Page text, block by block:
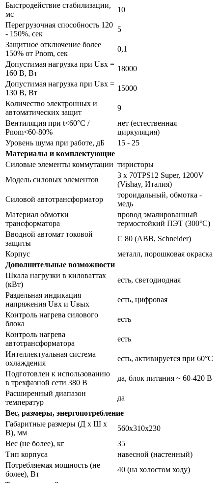
Быстродействие стабилизации,
мс
10
Перегрузочная способность 120
- 150%, сек
5
Защитное отключение более
150% от Pnom, сек
0,1
Допустимая нагрузка при Uвх =
160 В, Вт
18000
Допустимая нагрузка при Uвх =
130 В, Вт
15000
Количество электронных и
автоматических защит
9
Вентиляция при t<60°С /
Pnom<60-80%
нет (естественная
циркуляция)
Уровень шума при работе, дБ
15 - 25
Материалы и комплектующие
Силовые элементы коммутации тиристоры
Модель силовых элементов
3 x 70TPS12 Super, 1200V
(Vishay, Италия)
Силовой автотрансформатор
тороидальный, обмотка -
медь
Материал обмотки
трансформатора
провод эмалированный
термостойкий ПЭТ (300°С)
Вводной автомат токовой
защиты
С 80 (ABB, Schneider)
Корпус
металл, порошковая окраска
Дополнительные возможности
Шкала нагрузки в киловаттах
(кВт)
есть, светодиодная
Раздельная индикация
напряжения Uвх и Uвых
есть, цифровая
Контроль нагрева силового
блока
есть
Контроль нагрева
автотрансформатора
есть
Интеллектуальная система
охлаждения
есть, активируется при 60°С
Подготовлен к использованию
в трехфазной сети 380 В
да, блок питания ~ 60-420 В
Расширенный диапазон
температур
да
Вес, размеры, энергопотребление
Габаритные размеры (Д х Ш х
В), мм
560х310х230
Вес (не более), кг
35
Тип корпуса
навесной (настенный)
Потребляемая мощность (не
более), Вт
40 (на холостом ходу)